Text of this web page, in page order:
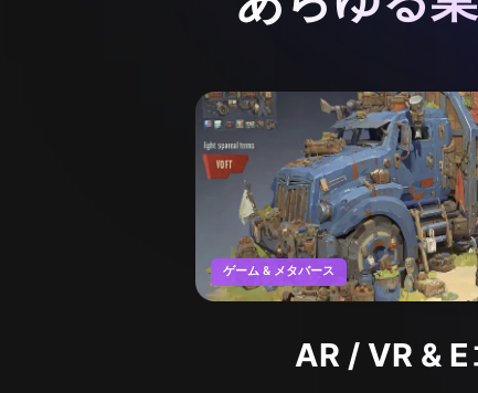
ゲーム & メタバース
AR / VR &